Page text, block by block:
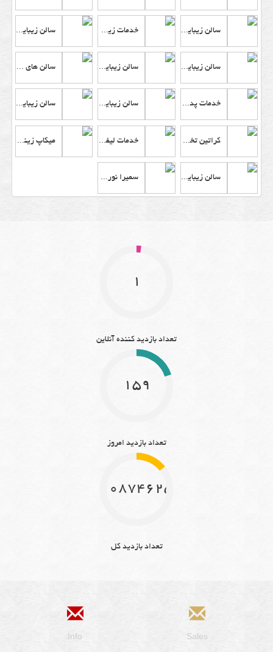
سالن زیبایی میترا مستانه خدمات زیبایی نینا احمدی سالن زیبایی آناهل
سالن زیبایی شهربانو سالن زیبایی روشنکم سالن های زیبایی سحر مهدوی
خدمات پدیکور سالن زیبایی یگانه خانی سالن زیبایی روشن
کراتین تخصصی مو مریم نافعی خدمات لیفت فریما پورمهدی میکاپ زینب طوسی
سالن زیبایی عروس نازی سمیرا نوروزی
1
تعداد بازدید کننده آنلاین
159
تعداد بازدید امروز
10874625
تعداد بازدید کل
Info Sales